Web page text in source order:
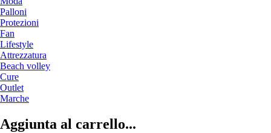
Palloni
Protezioni
Fan
Lifestyle
Attrezzatura
Beach volley
Cure
Outlet
Marche
Aggiunta al carrello...